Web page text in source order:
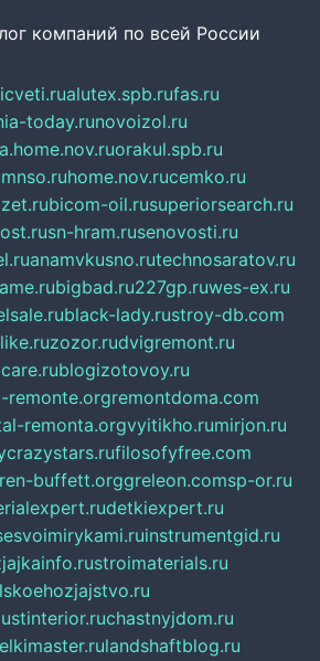
компаний по всей России
alutex.spb.rufas.ru
today.runovoizol.ru
orakul.spb.ru
mnso.ruhome.nov.rucemko.ru
bicom-oil.rusuperiorsearch.ru
sn-hram.rusenovosti.ru
anamvkusno.rutechnosaratov.ru
bigbad.ru227gp.ruwes-ex.ru
black-lady.rustroy-db.com
zozor.rudvigremont.ru
blogizotovoy.ru
remonte.orgremontdoma.com
remonta.orgvyitikho.rumirjon.ru
filosofyfree.com
buffett.orggreleon.comsp-or.ru
detkiexpert.ru
instrumentgid.ru
stroimaterials.ru
chastnyjdom.ru
landshaftblog.ru